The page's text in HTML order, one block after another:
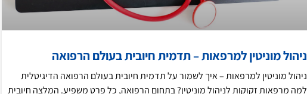
ניהול מוניטין למרפאות – תדמית חיובית בעולם הרפואה
ניהול מוניטין למרפאות – איך לשמור על תדמית חיובית בעולם הרפואה הדיגיטלית
למה מרפאות זקוקות לניהול מוניטין? בתחום הרפואה, כל פרט משפיע. המלצה חיובית